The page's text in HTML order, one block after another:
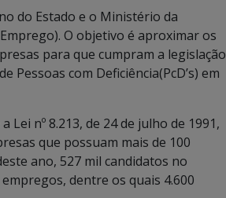
do Estado e o Ministério da
O objetivo é aproximar os
para que cumpram a legislação
com Deficiência(PcD’s) em
nº 8.213, de 24 de julho de 1991,
que possuam mais de 100
ano, 527 mil candidatos no
dentre os quais 4.600